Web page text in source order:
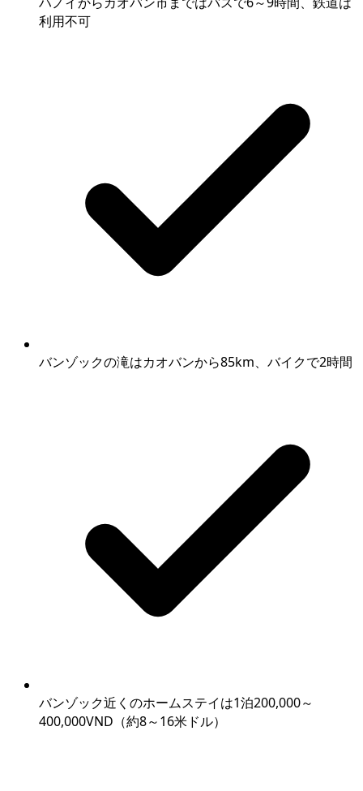
利用不可
バンゾックの滝はカオバンから85km、バイクで2時間
バンゾック近くのホームステイは1泊200,000～
400,000VND（約8～16米ドル）